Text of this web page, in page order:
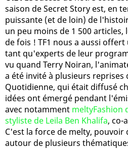
saison de Secret Story est, en
puissante (et de loin) de
un peu moins de 1 500 articles,
de fois ! TF1 nous a aussi
tant qu'experts de leur
vu quand Terry Noiran,
a été invité à plusieurs reprises
Quotidienne, qui était diffusé
idées ont émergé pendant
avec notamment meltyFashion
styliste de Leila Ben Khalifa, co-
C'est la force de melty,
autour de plusieurs